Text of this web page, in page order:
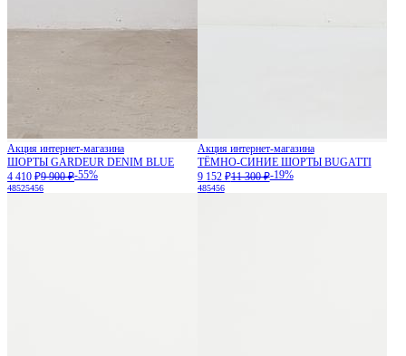
Акция интернет-магазина
ШОРТЫ GARDEUR DENIM BLUE
4 410 ₽9 900 ₽-55%
48525456
Акция интернет-магазина
ТЁМНО-СИНИЕ ШОРТЫ BUGATTI
9 152 ₽11 300 ₽-19%
485456